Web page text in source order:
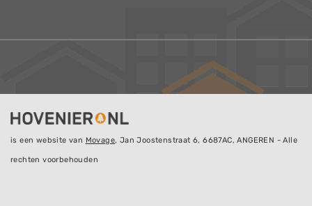
is een website van Movage, Jan Joostenstraat 6, 6687AC, ANGEREN - Alle
rechten voorbehouden